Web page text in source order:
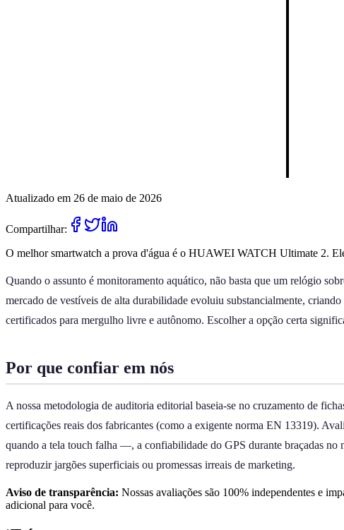
Atualizado em 26 de maio de 2026
Compartilhar:
O melhor smartwatch a prova d'água é o HUAWEI WATCH Ultimate 2.
Quando o assunto é monitoramento aquático, não basta que um relógio
mercado de vestíveis de alta durabilidade evoluiu substancialmente,
certificados para mergulho livre e autônomo. Escolher a opção certa
Por que confiar em nós
A nossa metodologia de auditoria editorial baseia-se no cruzamento de
certificações reais dos fabricantes (como a exigente norma EN 13319).
quando a tela touch falha —, a confiabilidade do GPS durante braçadas no
reproduzir jargões superficiais ou promessas irreais de marketing.
Aviso de transparência: Nossas avaliações são 100% independentes e
adicional para você.